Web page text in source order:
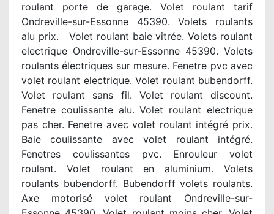
roulant porte de garage. Volet roulant tarif
Ondreville-sur-Essonne 45390. Volets roulants
alu prix. Volet roulant baie vitrée. Volets roulant
electrique Ondreville-sur-Essonne 45390. Volets
roulants électriques sur mesure. Fenetre pvc avec
volet roulant electrique. Volet roulant bubendorff.
Volet roulant sans fil. Volet roulant discount.
Fenetre coulissante alu. Volet roulant electrique
pas cher. Fenetre avec volet roulant intégré prix.
Baie coulissante avec volet roulant intégré.
Fenetres coulissantes pvc. Enrouleur volet
roulant. Volet roulant en aluminium. Volets
roulants bubendorff. Bubendorff volets roulants.
Axe motorisé volet roulant Ondreville-sur-